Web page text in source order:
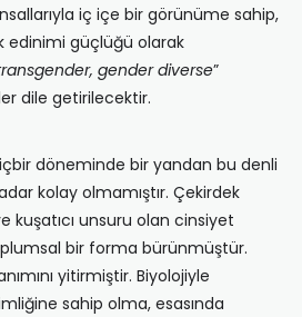
iç içe bir görünüme sahip,
edinimi güçlüğü olarak
gender diverse”
dile getirilecektir.
döneminde bir yandan bu denli
kolay olmamıştır. Çekirdek
kuşatıcı unsuru olan cinsiyet
bir forma bürünmüştür.
yitirmiştir. Biyolojiyle
sahip olma, esasında